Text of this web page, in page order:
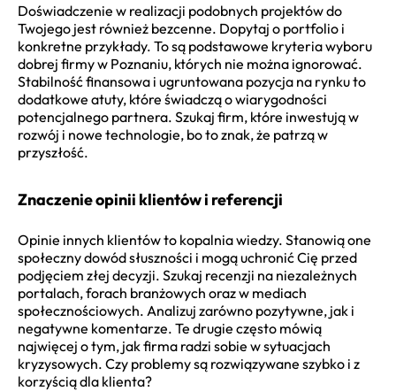
Doświadczenie w realizacji podobnych projektów do
Twojego jest również bezcenne. Dopytaj o portfolio i
konkretne przykłady. To są podstawowe kryteria wyboru
dobrej firmy w Poznaniu, których nie można ignorować.
Stabilność finansowa i ugruntowana pozycja na rynku to
dodatkowe atuty, które świadczą o wiarygodności
potencjalnego partnera. Szukaj firm, które inwestują w
rozwój i nowe technologie, bo to znak, że patrzą w
przyszłość.
Znaczenie opinii klientów i referencji
Opinie innych klientów to kopalnia wiedzy. Stanowią one
społeczny dowód słuszności i mogą uchronić Cię przed
podjęciem złej decyzji. Szukaj recenzji na niezależnych
portalach, forach branżowych oraz w mediach
społecznościowych. Analizuj zarówno pozytywne, jak i
negatywne komentarze. Te drugie często mówią
najwięcej o tym, jak firma radzi sobie w sytuacjach
kryzysowych. Czy problemy są rozwiązywane szybko i z
korzyścią dla klienta?